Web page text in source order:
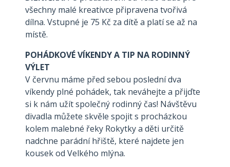
všechny malé kreativce připravena tvořivá
dílna. Vstupné je 75 Kč za dítě a platí se až na
místě.
POHÁDKOVÉ VÍKENDY A TIP NA RODINNÝ
VÝLET
V červnu máme před sebou poslední dva
víkendy plné pohádek, tak neváhejte a přijďte
si k nám užít společný rodinný čas! Návštěvu
divadla můžete skvěle spojit s procházkou
kolem malebné řeky Rokytky a děti určitě
nadchne parádní hřiště, které najdete jen
kousek od Velkého mlýna.